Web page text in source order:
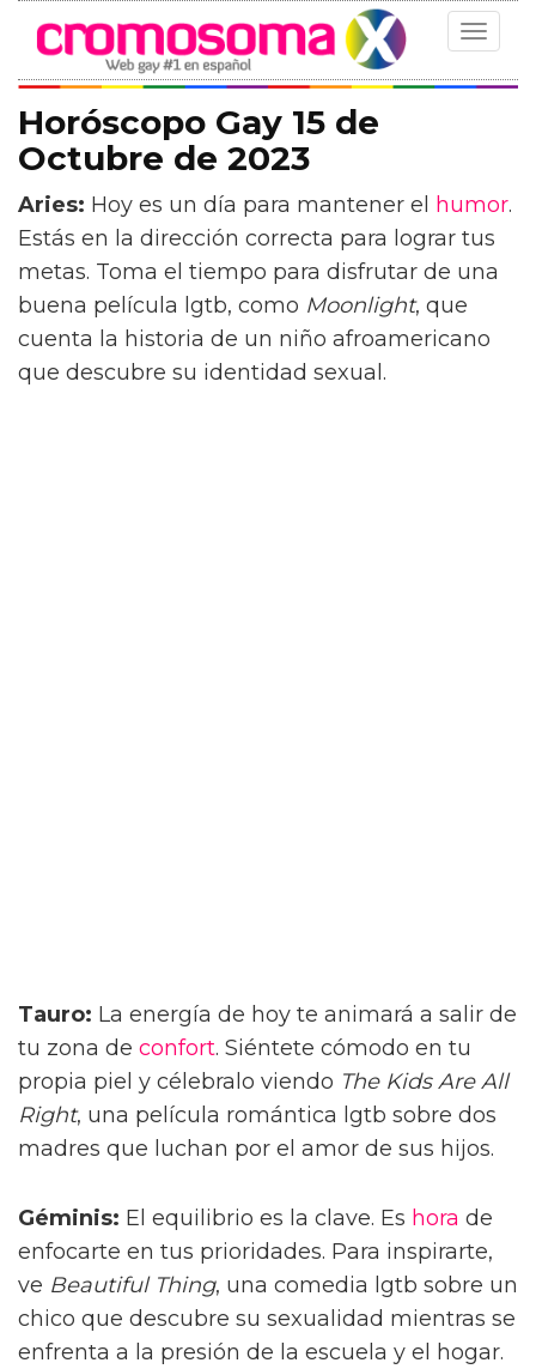
Toggle
Horóscopo Gay 15 de
Octubre de 2023
Aries: Hoy es un día para mantener el humor.
Estás en la dirección correcta para lograr tus
metas. Toma el tiempo para disfrutar de una
buena película lgtb, como Moonlight, que
cuenta la historia de un niño afroamericano
que descubre su identidad sexual.
Tauro: La energía de hoy te animará a salir de
tu zona de confort. Siéntete cómodo en tu
propia piel y célebralo viendo The Kids Are All
Right, una película romántica lgtb sobre dos
madres que luchan por el amor de sus hijos.
Géminis: El equilibrio es la clave. Es hora de
enfocarte en tus prioridades. Para inspirarte,
ve Beautiful Thing, una comedia lgtb sobre un
chico que descubre su sexualidad mientras se
enfrenta a la presión de la escuela y el hogar.